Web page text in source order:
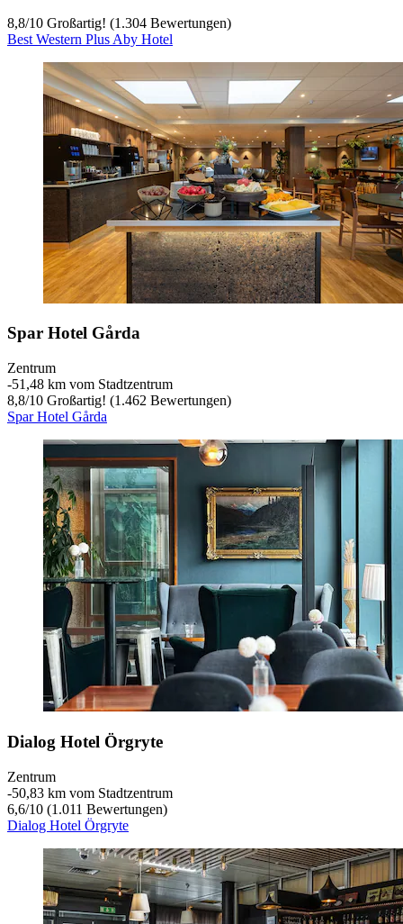
8,8/10 Großartig! (1.304 Bewertungen)
Best Western Plus Aby Hotel
Spar Hotel Gårda
Zentrum
‐51,48 km vom Stadtzentrum
8,8/10 Großartig! (1.462 Bewertungen)
Spar Hotel Gårda
Dialog Hotel Örgryte
Zentrum
‐50,83 km vom Stadtzentrum
6,6/10 (1.011 Bewertungen)
Dialog Hotel Örgryte